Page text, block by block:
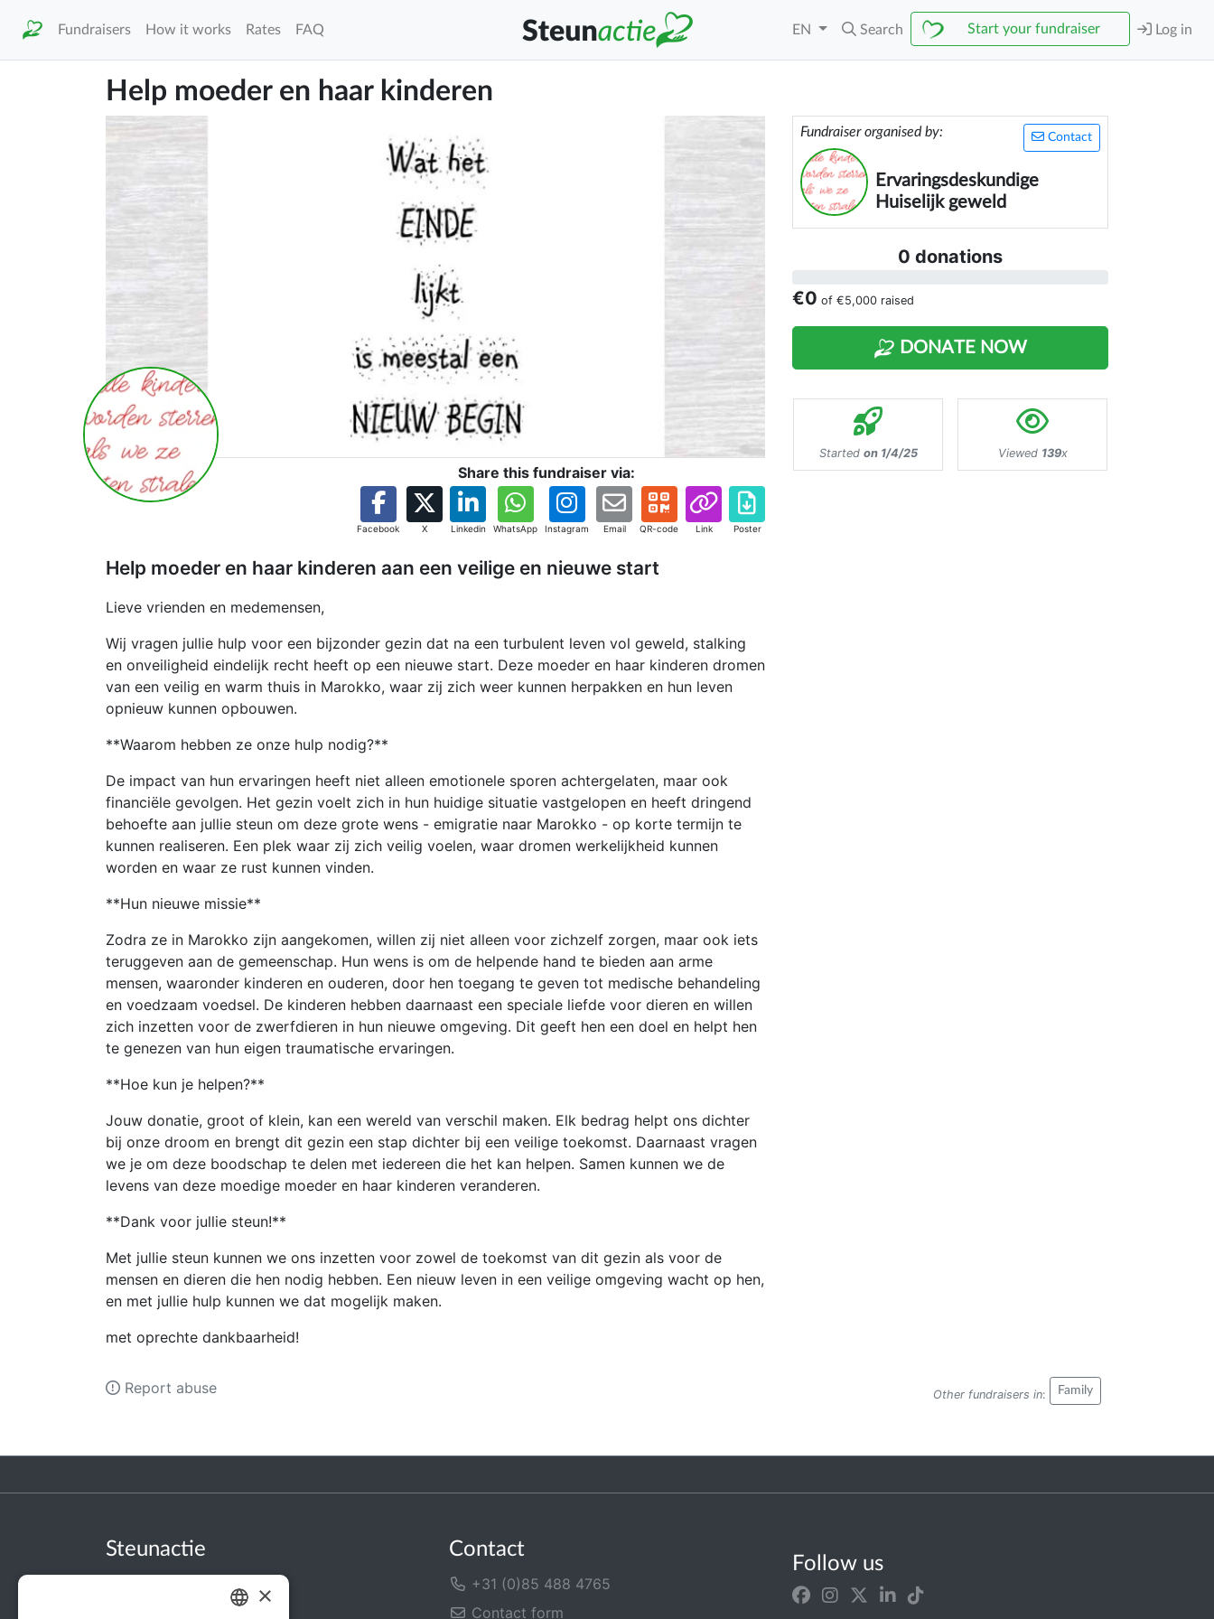
Fundraisers How it works Rates FAQ EN Search Start your fundraiser Log in
Help moeder en haar kinderen
Share this fundraiser via:
Facebook X Linkedin WhatsApp Instagram Email QR-code Link Poster
Help moeder en haar kinderen aan een veilige en nieuwe start
Lieve vrienden en medemensen,
Wij vragen jullie hulp voor een bijzonder gezin dat na een turbulent leven vol geweld, stalking
en onveiligheid eindelijk recht heeft op een nieuwe start. Deze moeder en haar kinderen dromen
van een veilig en warm thuis in Marokko, waar zij zich weer kunnen herpakken en hun leven
opnieuw kunnen opbouwen.
**Waarom hebben ze onze hulp nodig?**
De impact van hun ervaringen heeft niet alleen emotionele sporen achtergelaten, maar ook
financiële gevolgen. Het gezin voelt zich in hun huidige situatie vastgelopen en heeft dringend
behoefte aan jullie steun om deze grote wens - emigratie naar Marokko - op korte termijn te
kunnen realiseren. Een plek waar zij zich veilig voelen, waar dromen werkelijkheid kunnen
worden en waar ze rust kunnen vinden.
**Hun nieuwe missie**
Zodra ze in Marokko zijn aangekomen, willen zij niet alleen voor zichzelf zorgen, maar ook iets
teruggeven aan de gemeenschap. Hun wens is om de helpende hand te bieden aan arme
mensen, waaronder kinderen en ouderen, door hen toegang te geven tot medische behandeling
en voedzaam voedsel. De kinderen hebben daarnaast een speciale liefde voor dieren en willen
zich inzetten voor de zwerfdieren in hun nieuwe omgeving. Dit geeft hen een doel en helpt hen
te genezen van hun eigen traumatische ervaringen.
**Hoe kun je helpen?**
Jouw donatie, groot of klein, kan een wereld van verschil maken. Elk bedrag helpt ons dichter
bij onze droom en brengt dit gezin een stap dichter bij een veilige toekomst. Daarnaast vragen
we je om deze boodschap te delen met iedereen die het kan helpen. Samen kunnen we de
levens van deze moedige moeder en haar kinderen veranderen.
**Dank voor jullie steun!**
Met jullie steun kunnen we ons inzetten voor zowel de toekomst van dit gezin als voor de
mensen en dieren die hen nodig hebben. Een nieuw leven in een veilige omgeving wacht op hen,
en met jullie hulp kunnen we dat mogelijk maken.
met oprechte dankbaarheid!
Contact
Fundraiser organised by:
Ervaringsdeskundige
Huiselijk geweld
0 donations
€0 of €5,000 raised
DONATE NOW
Started on 1/4/25 Viewed 139x
Other fundraisers in: Family
Report abuse
Steunactie Contact
+31 (0)85 488 4765
Contact form
Follow us
×